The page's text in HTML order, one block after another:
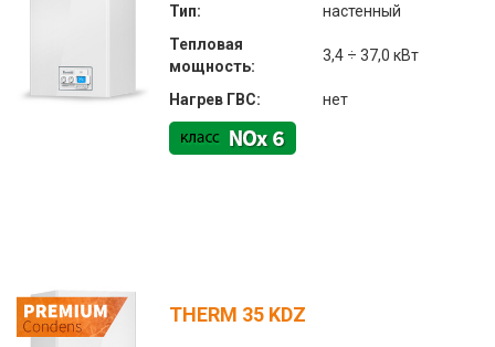
Тип:
настенный
Тепловая
мощность:
3,4 ÷ 37,0 кВт
Нагрев ГВС: нет
THERM 35 KDZ